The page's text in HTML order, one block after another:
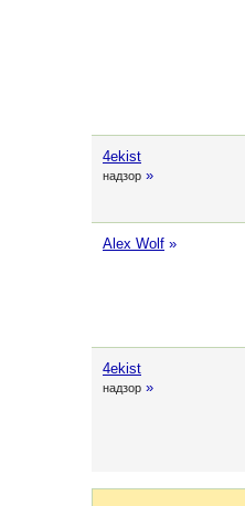
4ekist
надзор »
Alex Wolf »
4ekist
надзор »